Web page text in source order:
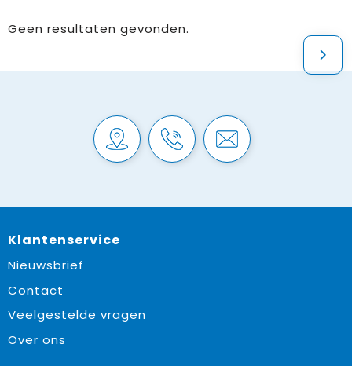
Geen resultaten gevonden.
Klantenservice
Nieuwsbrief
Contact
Veelgestelde vragen
Over ons